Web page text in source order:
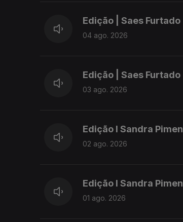
Edição | Saes Furtado
04 ago. 2026
Edição | Saes Furtado
03 ago. 2026
Edição I Sandra
02 ago. 2026
Edição I Sandra
01 ago. 2026